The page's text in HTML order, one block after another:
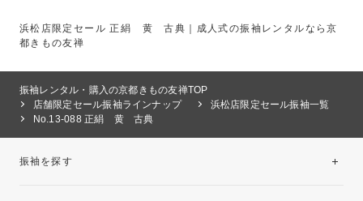
浜松店限定セール 正絹 黄 古典｜成人式の振袖レンタルなら京
都きもの友禅
振袖レンタル・購入の京都きもの友禅TOP
店舗限定セール振袖ラインナップ
浜松店限定セール振袖一覧
No.13-088 正絹 黄 古典
振袖を探す